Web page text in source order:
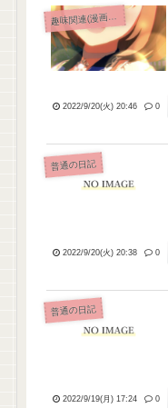
趣
2022/9/20(火) 20:46 0
普通の日記
2022/9/20(火) 20:38 0
普通の日記
2022/9/19(月) 17:24 0